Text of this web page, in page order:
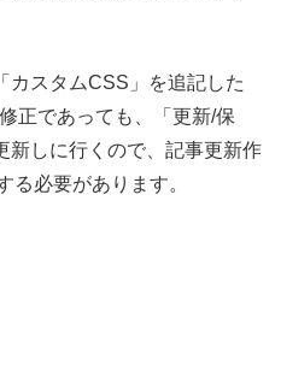
カスタムCSS」を追記した
正であっても、「更新/保
新しに行くので、記事更新作
る必要があります。